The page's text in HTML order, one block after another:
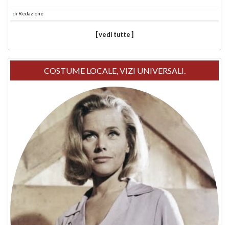
di Redazione
[ vedi tutte ]
COSTUME LOCALE, VIZI UNIVERSALI.